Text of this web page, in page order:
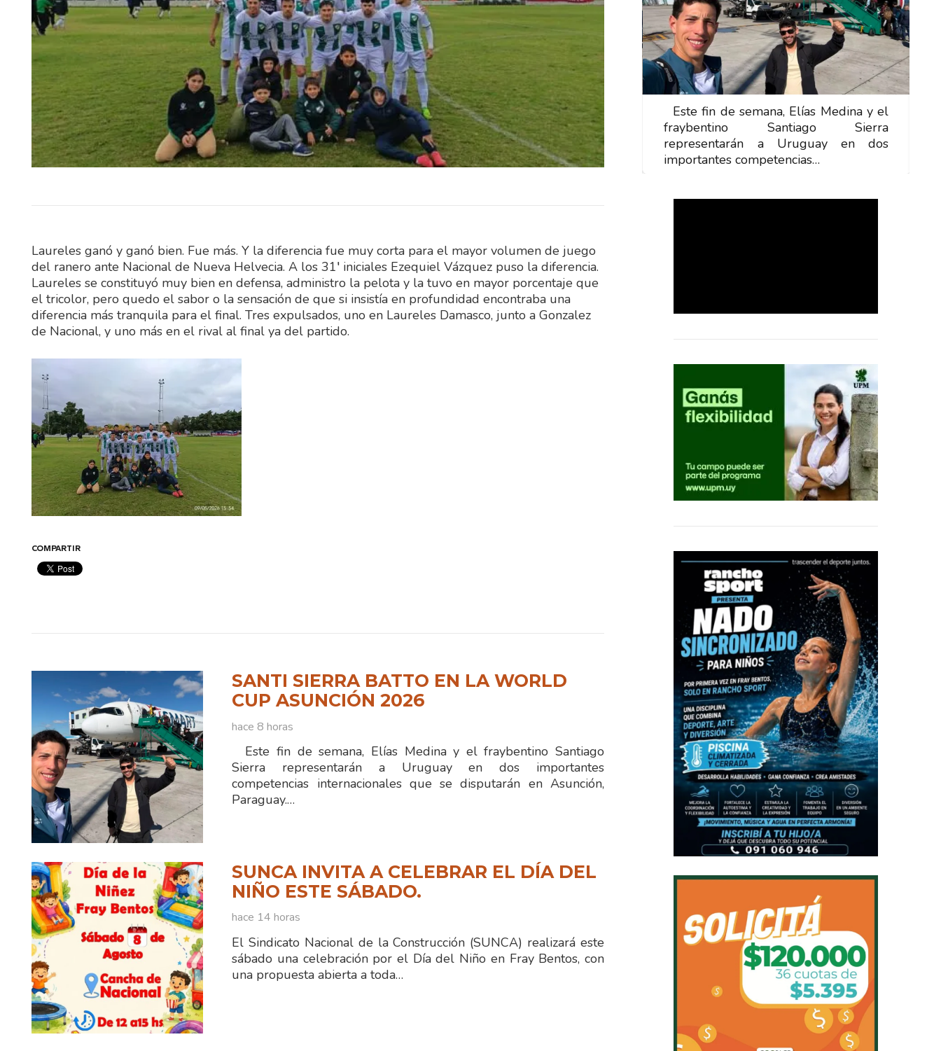
Laureles ganó y ganó bien. Fue más. Y la diferencia fue muy corta para el mayor volumen de juego
del ranero ante Nacional de Nueva Helvecia. A los 31′ iniciales Ezequiel Vázquez puso la diferencia.
Laureles se constituyó muy bien en defensa, administro la pelota y la tuvo en mayor porcentaje que
el tricolor, pero quedo el sabor o la sensación de que si insistía en profundidad encontraba una
diferencia más tranquila para el final. Tres expulsados, uno en Laureles Damasco, junto a Gonzalez
de Nacional, y uno más en el rival al final ya del partido.
COMPARTIR
SANTI SIERRA BATTO EN LA WORLD
CUP ASUNCIÓN 2026
hace 8 horas
Este fin de semana, Elías Medina y el fraybentino Santiago
Sierra representarán a Uruguay en dos importantes
competencias internacionales que se disputarán en Asunción,
Paraguay.…
SUNCA INVITA A CELEBRAR EL DÍA DEL
NIÑO ESTE SÁBADO.
hace 14 horas
El Sindicato Nacional de la Construcción (SUNCA) realizará este
sábado una celebración por el Día del Niño en Fray Bentos, con
una propuesta abierta a toda…
Este fin de semana, Elías Medina y el
fraybentino Santiago Sierra
representarán a Uruguay en dos
importantes competencias…
Este fin de semana, Elías Medina y el
fraybentino Santiago Sierra
representarán a Uruguay en dos
importantes competencias…
Este fin de semana, Elías Medina y el
fraybentino Santiago Sierra
representarán a Uruguay en dos
importantes competencias…